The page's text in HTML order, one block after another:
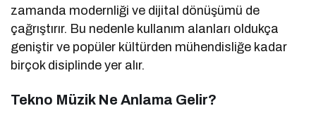
zamanda modernliği ve dijital dönüşümü de
çağrıştırır. Bu nedenle kullanım alanları oldukça
geniştir ve popüler kültürden mühendisliğe kadar
birçok disiplinde yer alır.
Tekno Müzik Ne Anlama Gelir?